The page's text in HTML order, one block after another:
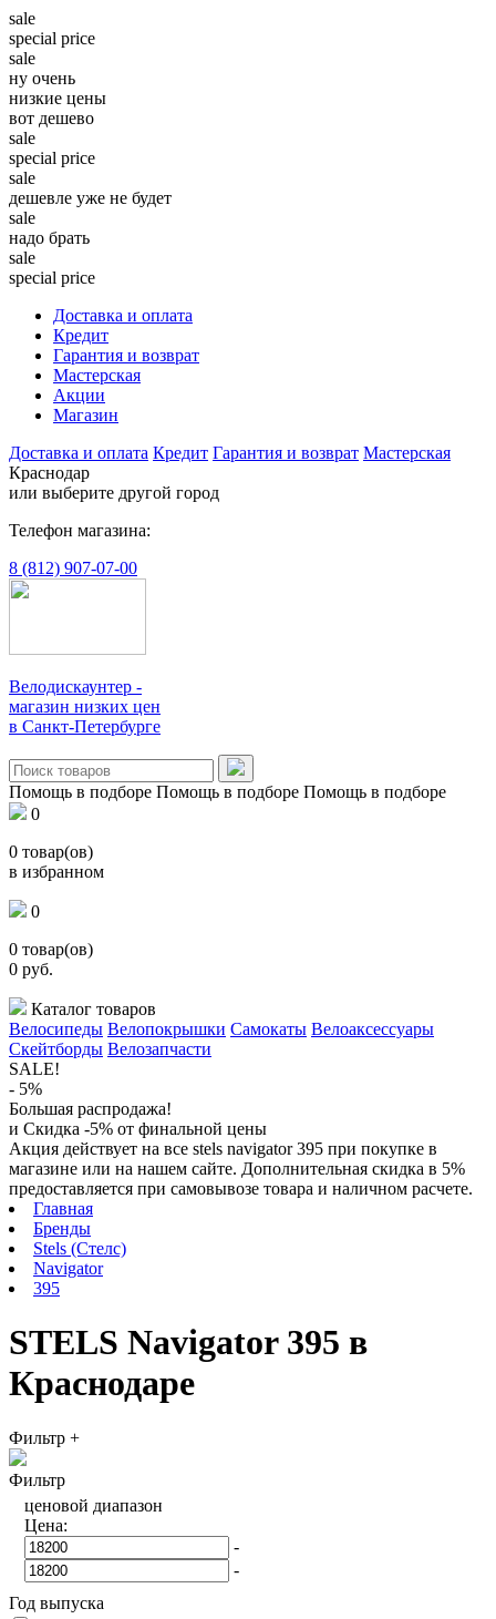
sale
special price
sale
ну очень
низкие цены
вот дешево
sale
special price
sale
дешевле уже не будет
sale
надо брать
sale
special price
Доставка и оплата
Кредит
Гарантия и возврат
Мастерская
Акции
Магазин
Доставка и оплата Кредит Гарантия и возврат Мастерская
Краснодар
или выберите другой город
Телефон магазина:
8 (812) 907-07-00
Велодискаунтер -
магазин низких цен
в Санкт-Петербурге
Помощь в подборе Помощь в подборе Помощь в подборе
0
0 товар(ов)
в избранном
0
0 товар(ов)
0 руб.
Каталог товаров
Велосипеды Велопокрышки Самокаты Велоаксессуары
Скейтборды Велозапчасти
SALE!
- 5%
Большая распродажа!
и Скидка -5% от финальной цены
Акция действует на все stels navigator 395 при покупке в
магазине или на нашем сайте. Дополнительная скидка в 5%
предоставляется при самовывозе товара и наличном расчете.
Главная
Бренды
Stels (Стелс)
Navigator
395
STELS Navigator 395 в
Краснодаре
Фильтр +
Фильтр
ценовой диапазон
Цена:
-
-
Год выпуска